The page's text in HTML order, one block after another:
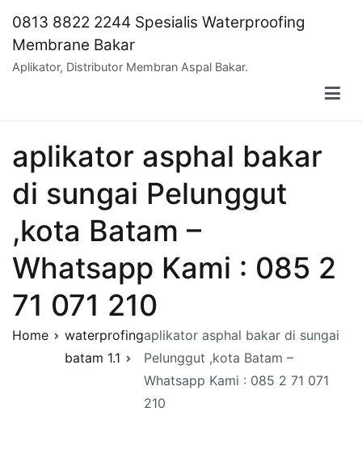
content
0813 8822 2244 Spesialis Waterproofing
Membrane Bakar
Aplikator, Distributor Membran Aspal Bakar.
aplikator asphal bakar
di sungai Pelunggut
,kota Batam –
Whatsapp Kami : 085 2
71 071 210
Home
waterprofing
batam 1.1
aplikator asphal bakar di sungai
Pelunggut ,kota Batam –
Whatsapp Kami : 085 2 71 071
210